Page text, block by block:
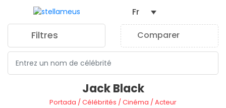
Filtres Comparer
Fr
Jack Black
Portada /Célébrités /Cinéma /Acteur